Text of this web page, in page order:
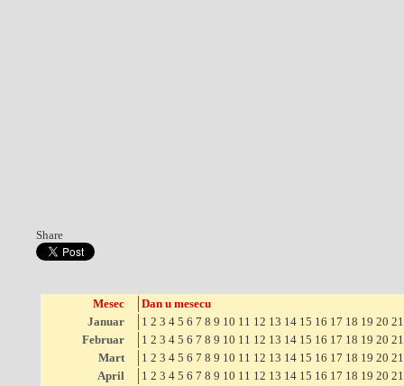
Share
Mesec
Dan u mesecu
Januar
1 2 3 4 5 6 7 8 9 10 11 12 13 14 15 16 17 18 19 20 21
Februar
1 2 3 4 5 6 7 8 9 10 11 12 13 14 15 16 17 18 19 20 21
Mart
1 2 3 4 5 6 7 8 9 10 11 12 13 14 15 16 17 18 19 20 21
April
1 2 3 4 5 6 7 8 9 10 11 12 13 14 15 16 17 18 19 20 21